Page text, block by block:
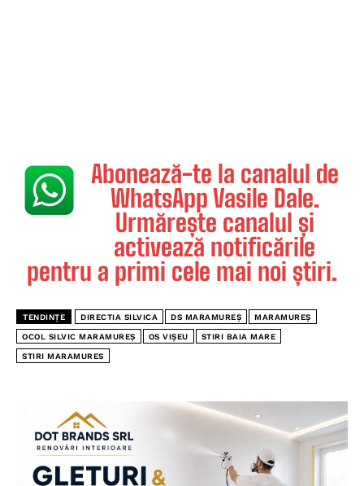
Abonează-te la canalul de
WhatsApp Vasile Dale.
Urmărește canalul și
activează notificările
pentru a primi cele mai noi știri.
TENDINȚE DIRECTIA SILVICA DS MARAMUREȘ MARAMUREȘ
OCOL SILVIC MARAMUREȘ OS VIȘEU STIRI BAIA MARE
STIRI MARAMURES